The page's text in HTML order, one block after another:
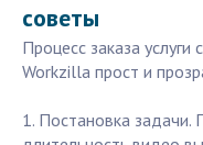
советы
Процесс заказа
Workzilla прост и
1. Постановка задачи.